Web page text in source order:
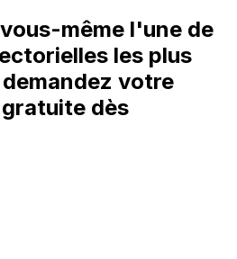
même l'une de
les plus
votre
dès